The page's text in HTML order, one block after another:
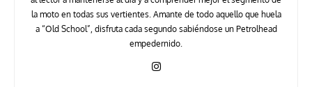
la moto en todas sus vertientes. Amante de todo aquello que huela
a “Old School”, disfruta cada segundo sabiéndose un Petrolhead
empedernido.